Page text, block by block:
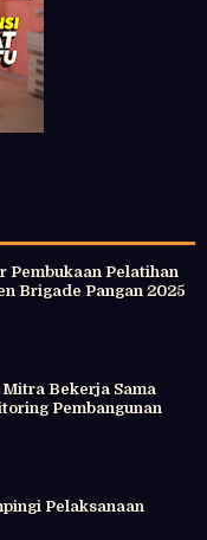
Pembukaan Pelatihan
Brigade Pangan 2025
Bekerja Sama
Pembangunan
Pelaksanaan